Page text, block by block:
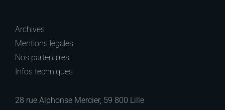
Archives
Mentions légales
Nos partenaires
Infos techniques
28 rue Alphonse Mercier, 59 800 Lille